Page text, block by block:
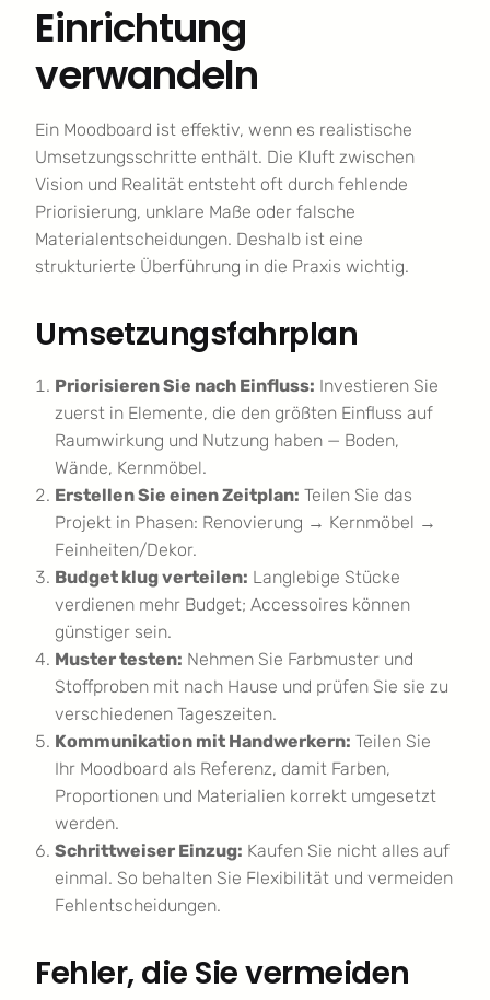
Einrichtung
verwandeln
Ein Moodboard ist effektiv, wenn es realistische
Umsetzungsschritte enthält. Die Kluft zwischen
Vision und Realität entsteht oft durch fehlende
Priorisierung, unklare Maße oder falsche
Materialentscheidungen. Deshalb ist eine
strukturierte Überführung in die Praxis wichtig.
Umsetzungsfahrplan
Priorisieren Sie nach Einfluss: Investieren Sie
zuerst in Elemente, die den größten Einfluss auf
Raumwirkung und Nutzung haben — Boden,
Wände, Kernmöbel.
Erstellen Sie einen Zeitplan: Teilen Sie das
Projekt in Phasen: Renovierung → Kernmöbel →
Feinheiten/Dekor.
Budget klug verteilen: Langlebige Stücke
verdienen mehr Budget; Accessoires können
günstiger sein.
Muster testen: Nehmen Sie Farbmuster und
Stoffproben mit nach Hause und prüfen Sie sie zu
verschiedenen Tageszeiten.
Kommunikation mit Handwerkern: Teilen Sie
Ihr Moodboard als Referenz, damit Farben,
Proportionen und Materialien korrekt umgesetzt
werden.
Schrittweiser Einzug: Kaufen Sie nicht alles auf
einmal. So behalten Sie Flexibilität und vermeiden
Fehlentscheidungen.
Fehler, die Sie vermeiden